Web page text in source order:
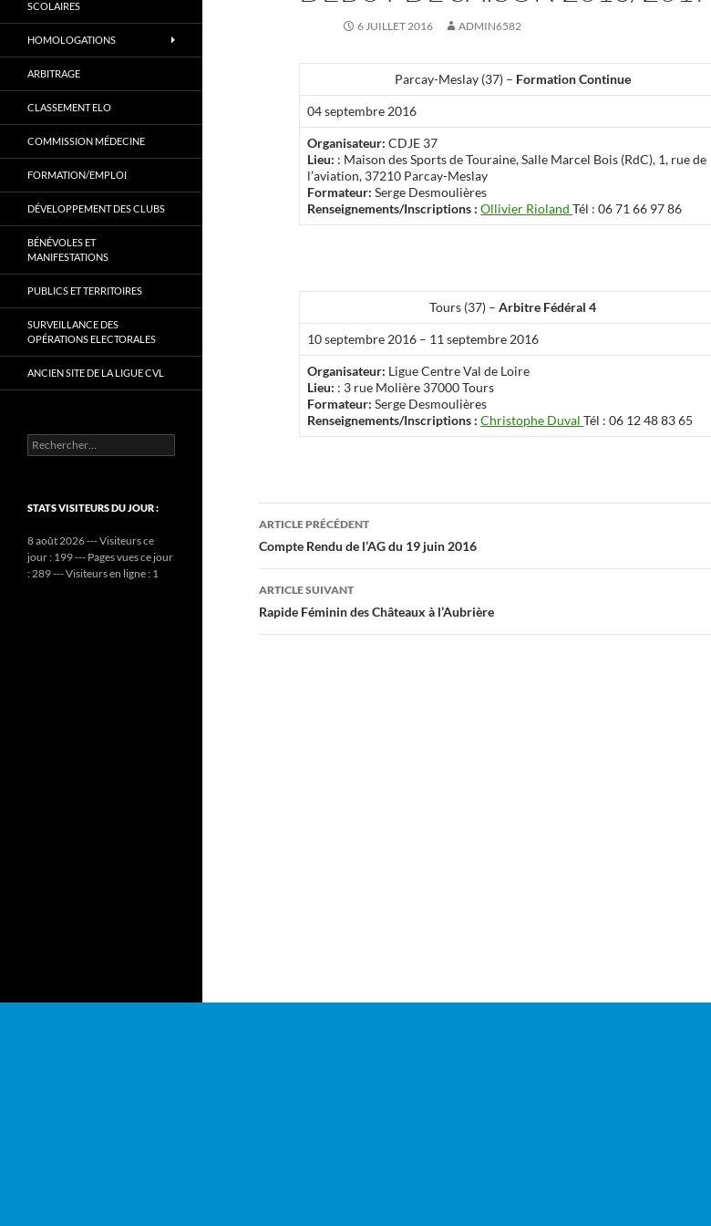
6 JUILLET 2016 ADMIN6582
Parcay-Meslay (37) – Formation Continue
04 septembre 2016
Organisateur: CDJE 37
Lieu: : Maison des Sports de Touraine, Salle Marcel Bois (RdC), 1, rue de
l’aviation, 37210 Parcay-Meslay
Formateur: Serge Desmoulières
Renseignements/Inscriptions : Ollivier RiolandTél : 06 71 66 97 86
Tours (37) – Arbitre Fédéral 4
10 septembre 2016 – 11 septembre 2016
Organisateur: Ligue Centre Val de Loire
Lieu: : 3 rue Molière 37000 Tours
Formateur: Serge Desmoulières
Renseignements/Inscriptions : Christophe DuvalTél : 06 12 48 83 65
Navigation
des
articles
ARTICLE PRÉCÉDENT
Compte Rendu de l’AG du 19 juin 2016
ARTICLE SUIVANT
Rapide Féminin des Châteaux à l’Aubrière
SCOLAIRES
HOMOLOGATIONS
ARBITRAGE
CLASSEMENT ELO
COMMISSION MÉDECINE
FORMATION/EMPLOI
DÉVELOPPEMENT DES CLUBS
BÉNÉVOLES ET
MANIFESTATIONS
PUBLICS ET TERRITOIRES
SURVEILLANCE DES
OPÉRATIONS ELECTORALES
ANCIEN SITE DE LA LIGUE CVL
Rechercher :
STATS VISITEURS DU JOUR :
8 août 2026 --- Visiteurs ce
jour : 199 --- Pages vues ce jour
: 289 --- Visiteurs en ligne : 1